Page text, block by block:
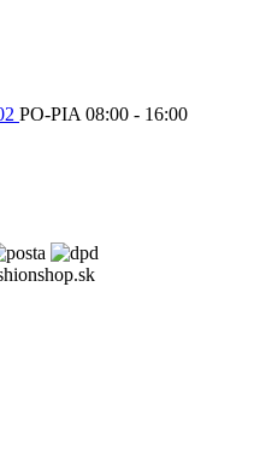
PO-PIA 08:00 - 16:00